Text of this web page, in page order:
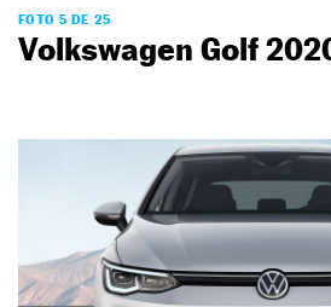
FOTO 5 DE 25
Volkswagen Golf